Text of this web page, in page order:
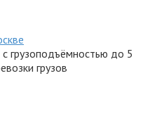
грузоподъёмностью до 5
грузов